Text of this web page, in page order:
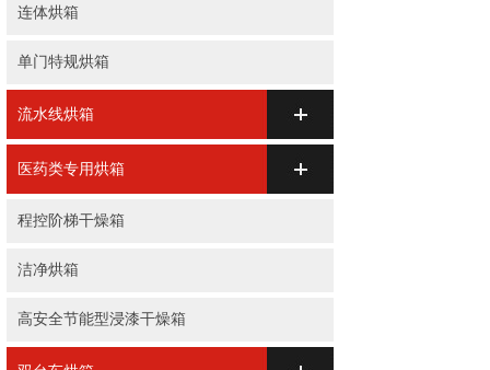
连体烘箱
单门特规烘箱
流水线烘箱
医药类专用烘箱
程控阶梯干燥箱
洁净烘箱
高安全节能型浸漆干燥箱